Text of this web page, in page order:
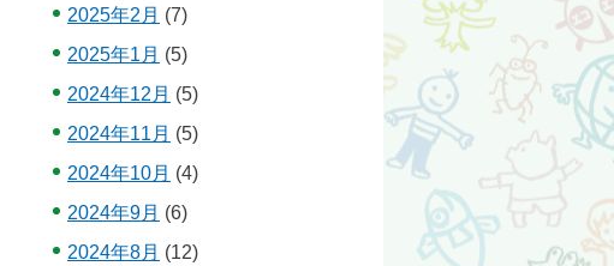
2025年2月 (7)
2025年1月 (5)
2024年12月 (5)
2024年11月 (5)
2024年10月 (4)
2024年9月 (6)
2024年8月 (12)